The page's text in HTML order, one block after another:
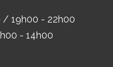
/ 19h00 - 22h00
- 14h00